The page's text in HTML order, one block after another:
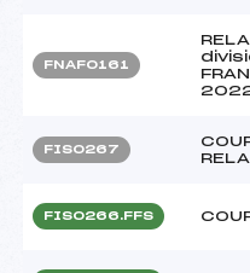
FNAF0161
2022
FIS0267
FIS0266.FFS